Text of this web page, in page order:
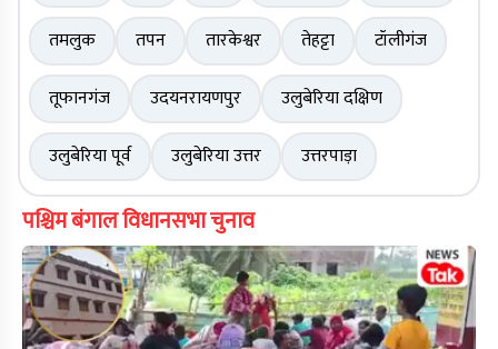
तमलुक
तपन तारकेश्वर तेहट्टा
टॉलीगंज
तूफानगंज
उदयनरायणपुर
उलुबेरिया दक्षिण
उलुबेरिया पूर्व
उलुबेरिया उत्तर उत्तरपाड़ा
पश्चिम बंगाल विधानसभा चुनाव